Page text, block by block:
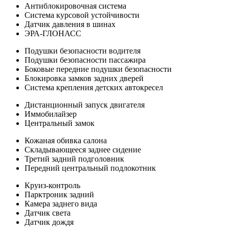
Антиблокировочная система
Система курсовой устойчивости
Датчик давления в шинах
ЭРА-ГЛОНАСС
Подушки безопасности водителя
Подушки безопасности пассажира
Боковые передние подушки безопасности
Блокировка замков задних дверей
Система крепления детских автокресел
Дистанционный запуск двигателя
Иммобилайзер
Центральный замок
Кожаная обивка салона
Складывающееся заднее сидение
Третий задний подголовник
Передний центральный подлокотник
Круиз-контроль
Парктроник задний
Камера заднего вида
Датчик света
Датчик дождя